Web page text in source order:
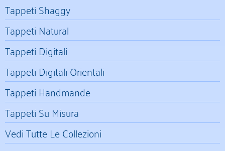
Tappeti Shaggy
Tappeti Natural
Tappeti Digitali
Tappeti Digitali Orientali
Tappeti Handmande
Tappeti Su Misura
Vedi Tutte Le Collezioni